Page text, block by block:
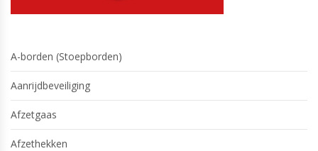
A-borden (Stoepborden)
Aanrijdbeveiliging
Afzetgaas
Afzethekken